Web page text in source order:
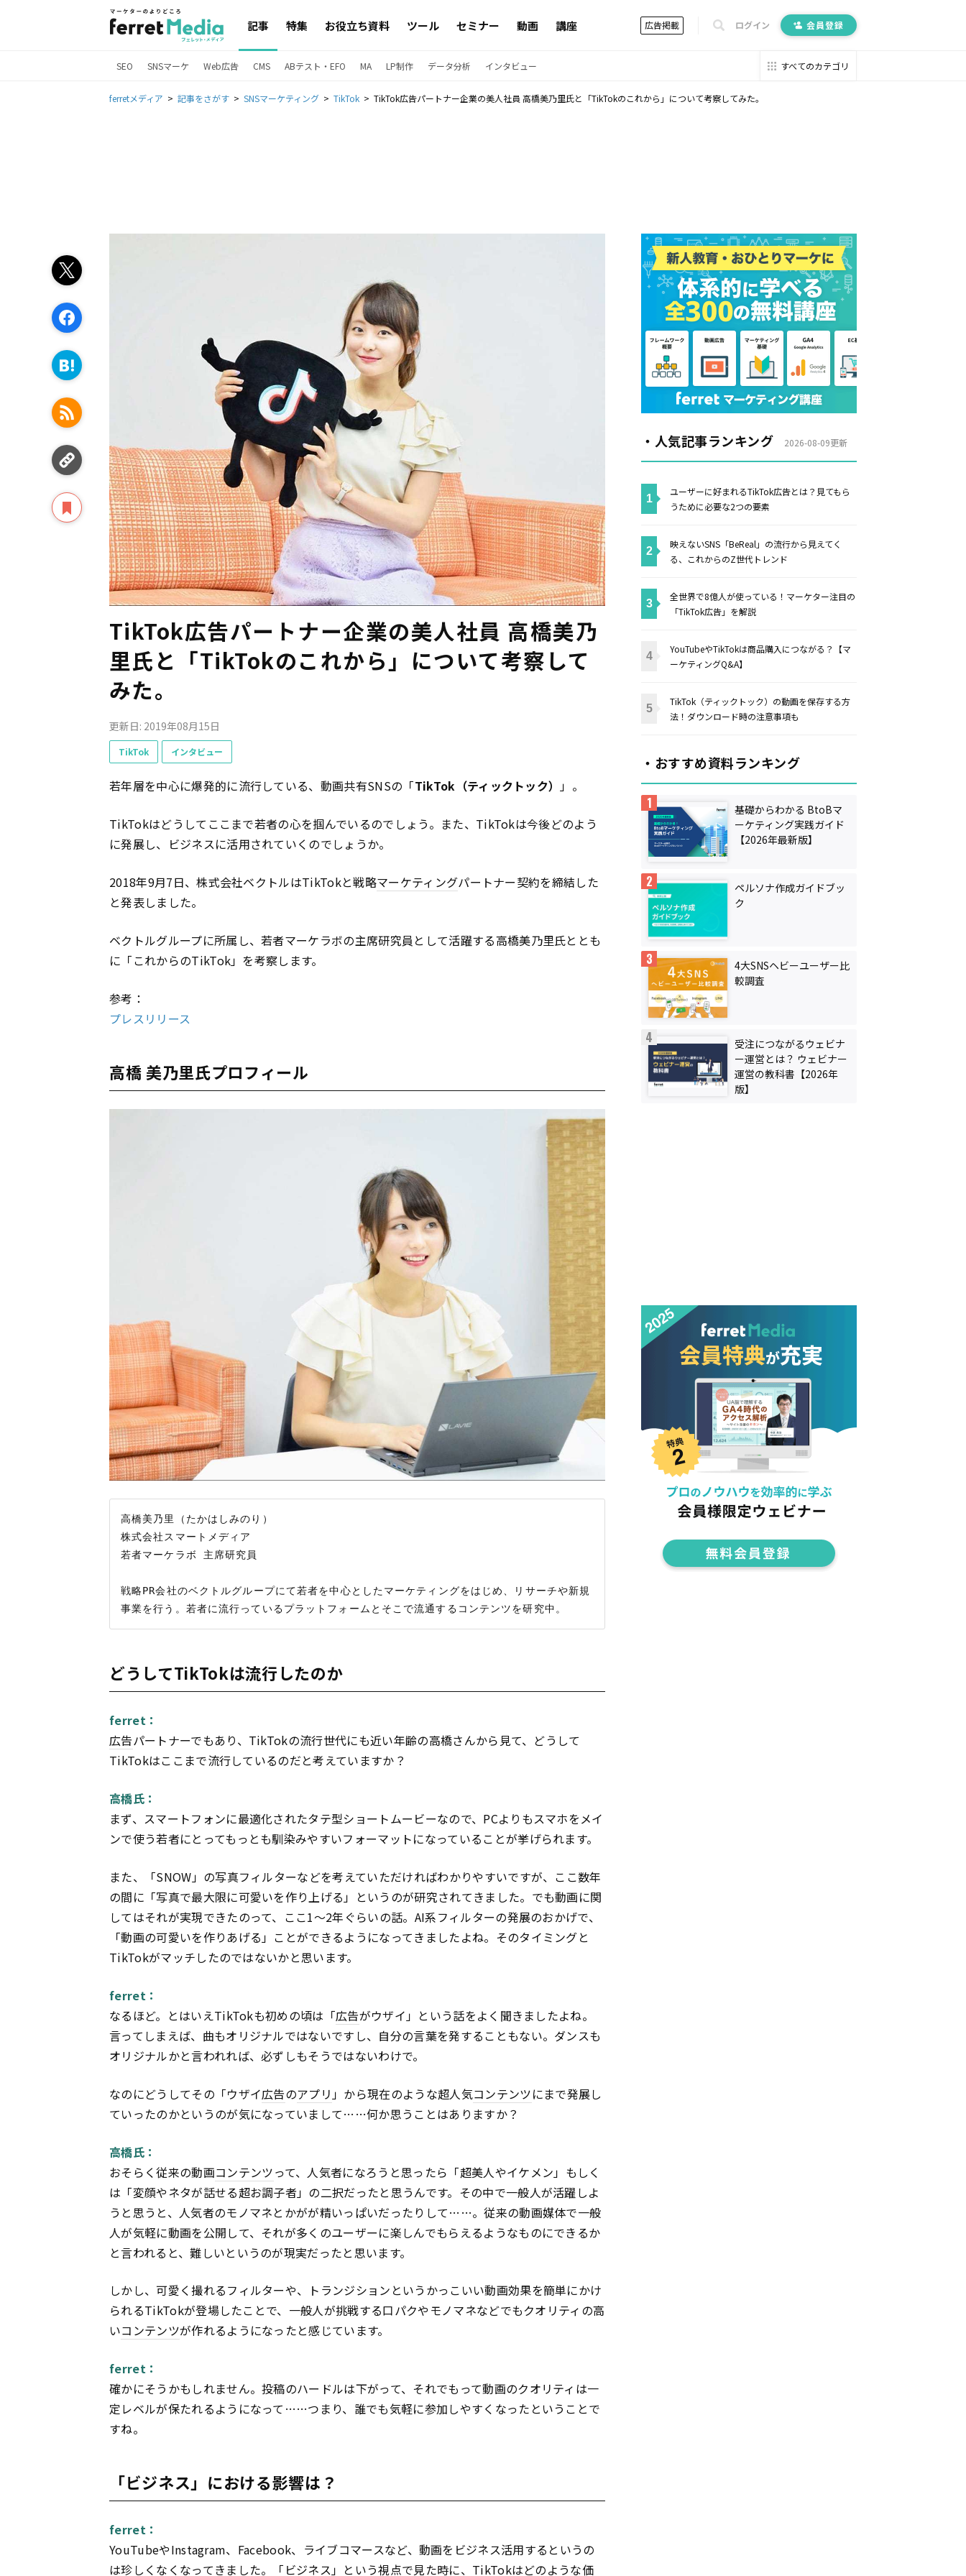
記事 特集 お役立ち資料 ツール セミナー 動画 講座 広告掲載 ログイン 会員登録
SEO SNSマーケ Web広告 CMS ABテスト・EFO MA LP制作 データ分析 インタビュー すべてのカテゴリ
ferretメディア 記事をさがす SNSマーケティング TikTok TikTok広告パートナー企業の美人社員 高橋美乃里氏と「TikTokのこれから」について考察してみた。
TikTok広告パートナー企業の美人社員 高橋美乃
里氏と「TikTokのこれから」について考察して
みた。
更新日: 2019年08月15日
TikTok インタビュー
若年層を中心に爆発的に流行している、動画共有SNSの「TikTok（ティックトック） 」。
TikTokはどうしてここまで若者の心を掴んでいるのでしょう。また、TikTokは今後どのよう
に発展し、ビジネスに活用されていくのでしょうか。
2018年9月7日、株式会社ベクトルはTikTokと戦略マーケティングパートナー契約を締結した
と発表しました。
ベクトルグループに所属し、若者マーケラボの主席研究員として活躍する高橋美乃里氏ととも
に「これからのTikTok」を考察します。
参考：
プレスリリース
高橋 美乃里氏プロフィール
高橋美乃里（たかはしみのり）
株式会社スマートメディア
若者マーケラボ 主席研究員
戦略PR会社のベクトルグループにて若者を中心としたマーケティングをはじめ、リサーチや新規
どうしてTikTokは流行したのか
ferret：
広告パートナーでもあり、TikTokの流行世代にも近い年齢の高橋さんから見て、どうして
TikTokはここまで流行しているのだと考えていますか？
高橋氏：
まず、スマートフォンに最適化されたタテ型ショートムービーなので、PCよりもスマホをメイ
ンで使う若者にとってもっとも馴染みやすいフォーマットになっていることが挙げられます。
また、「SNOW」の写真フィルターなどを考えていただければわかりやすいですが、ここ数年
の間に「写真で最大限に可愛いを作り上げる」というのが研究されてきました。でも動画に関
してはそれが実現できたのって、ここ1〜2年ぐらいの話。AI系フィルターの発展のおかげで、
「動画の可愛いを作りあげる」ことができるようになってきましたよね。そのタイミングと
TikTokがマッチしたのではないかと思います。
ferret：
なるほど。とはいえTikTokも初めの頃は「広告がウザイ」という話をよく聞きましたよね。
言ってしまえば、曲もオリジナルではないですし、自分の言葉を発することもない。ダンスも
オリジナルかと言われれば、必ずしもそうではないわけで。
なのにどうしてその「ウザイ広告のアプリ 」から現在のような超人気コンテンツにまで発展し
ていったのかというのが気になっていまして……何か思うことはありますか？
高橋氏：
おそらく従来の動画コンテンツって、人気者になろうと思ったら「超美人やイケメン」もしく
は「変顔やネタが話せる超お調子者」の二択だったと思うんです。その中で一般人が活躍しよ
うと思うと、人気者のモノマネとかがが精いっぱいだったりして……。従来の動画媒体で一般
人が気軽に動画を公開して、それが多くのユーザーに楽しんでもらえるようなものにできるか
と言われると、難しいというのが現実だったと思います。
しかし、可愛く撮れるフィルターや、トランジションというかっこいい動画効果を簡単にかけ
られるTikTokが登場したことで、一般人が挑戦する口パクやモノマネなどでもクオリティの高
いコンテンツが作れるようになったと感じています。
ferret：
確かにそうかもしれません。投稿のハードルは下がって、それでもって動画のクオリティは一
定レベルが保たれるようになって……つまり、誰でも気軽に参加しやすくなったということで
すね。
「ビジネス」における影響は？
ferret：
YouTubeやInstagram、Facebook、ライブコマースなど、動画をビジネス活用するというの
は珍しくなくなってきました。「ビジネス」という視点で見た時に、TikTokはどのような価
・人気記事ランキング 2026-08-09更新
ユーザーに好まれるTikTok広告とは？見てもら
うために必要な2つの要素
映えないSNS「BeReal」の流行から見えてく
る、これからのZ世代トレンド
全世界で8億人が使っている！マーケター注目の
「TikTok広告」を解説
YouTubeやTikTokは商品購入につながる？【マ
ーケティングQ&A】
TikTok（ティックトック）の動画を保存する方
法！ダウンロード時の注意事項も
・おすすめ資料ランキング
基礎からわかる BtoBマ
ーケティング実践ガイド
【2026年最新版】
ペルソナ作成ガイドブッ
ク
4大SNSヘビーユーザー比
較調査
受注につながるウェビナ
ー運営とは？ ウェビナー
運営の教科書【2026年
版】